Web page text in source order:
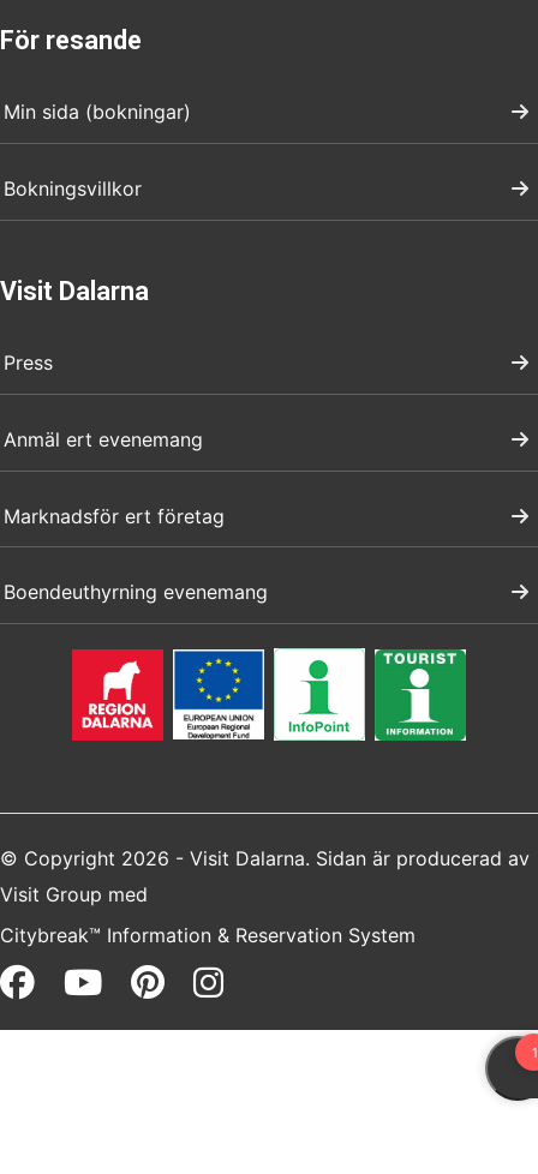
För resande
Min sida (bokningar)
Bokningsvillkor
Visit Dalarna
Press
Anmäl ert evenemang
Marknadsför ert företag
Boendeuthyrning evenemang
© Copyright 2026 - Visit Dalarna. Sidan är producerad av
Visit Group med
Citybreak™ Information & Reservation System
Facebook (opens in a new
Youtube (opens in a new
Pinterest (opens in a
Instagram (opens